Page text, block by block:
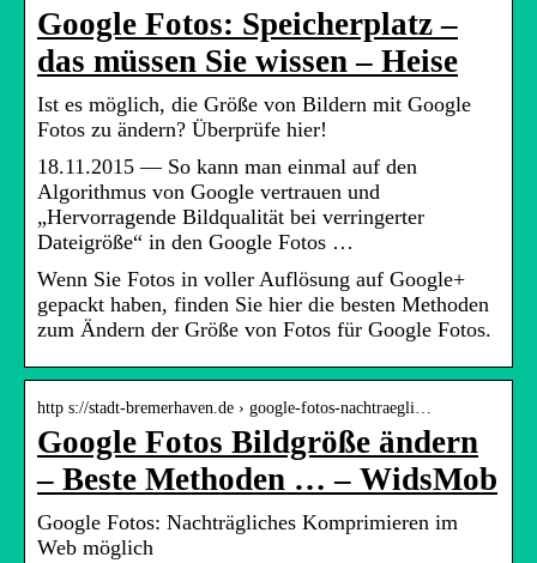
Google Fotos: Speicherplatz –
das müssen Sie wissen – Heise
Ist es möglich, die Größe von Bildern mit Google
Fotos zu ändern? Überprüfe hier!
18.11.2015 — So kann man einmal auf den
Algorithmus von Google vertrauen und
„Hervorragende Bildqualität bei verringerter
Dateigröße“ in den Google Fotos …
Wenn Sie Fotos in voller Auflösung auf Google+
gepackt haben, finden Sie hier die besten Methoden
zum Ändern der Größe von Fotos für Google Fotos.
http s://stadt-bremerhaven.de › google-fotos-nachtraegli…
Google Fotos Bildgröße ändern
– Beste Methoden … – WidsMob
Google Fotos: Nachträgliches Komprimieren im
Web möglich